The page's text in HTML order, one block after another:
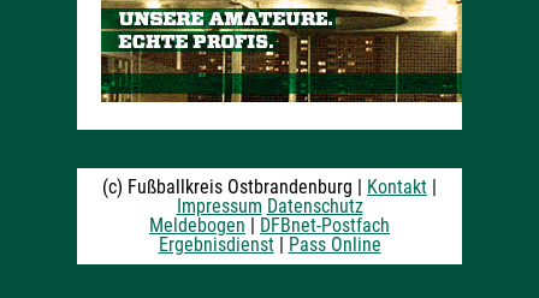
(c) Fußballkreis Ostbrandenburg | Kontakt |
Impressum Datenschutz
Meldebogen | DFBnet-Postfach
Ergebnisdienst| Pass Online